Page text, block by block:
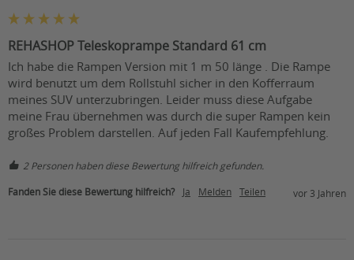
REHASHOP Teleskoprampe Standard 61 cm
Ich habe die Rampen Version mit 1 m 50 länge . Die Rampe
wird benutzt um dem Rollstuhl sicher in den Kofferraum
meines SUV unterzubringen. Leider muss diese Aufgabe
meine Frau übernehmen was durch die super Rampen kein
großes Problem darstellen. Auf jeden Fall Kaufempfehlung.
2 Personen haben diese Bewertung hilfreich gefunden.
Fanden Sie diese Bewertung hilfreich? Ja Melden Teilen vor 3 Jahren